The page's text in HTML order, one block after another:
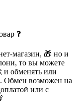
❓
магазин, 🎁 но и
то вы можете
и обменять или
Обмен возможен на
или с